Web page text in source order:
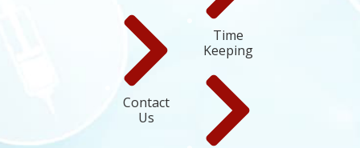
Contact
Us
Time
Keeping